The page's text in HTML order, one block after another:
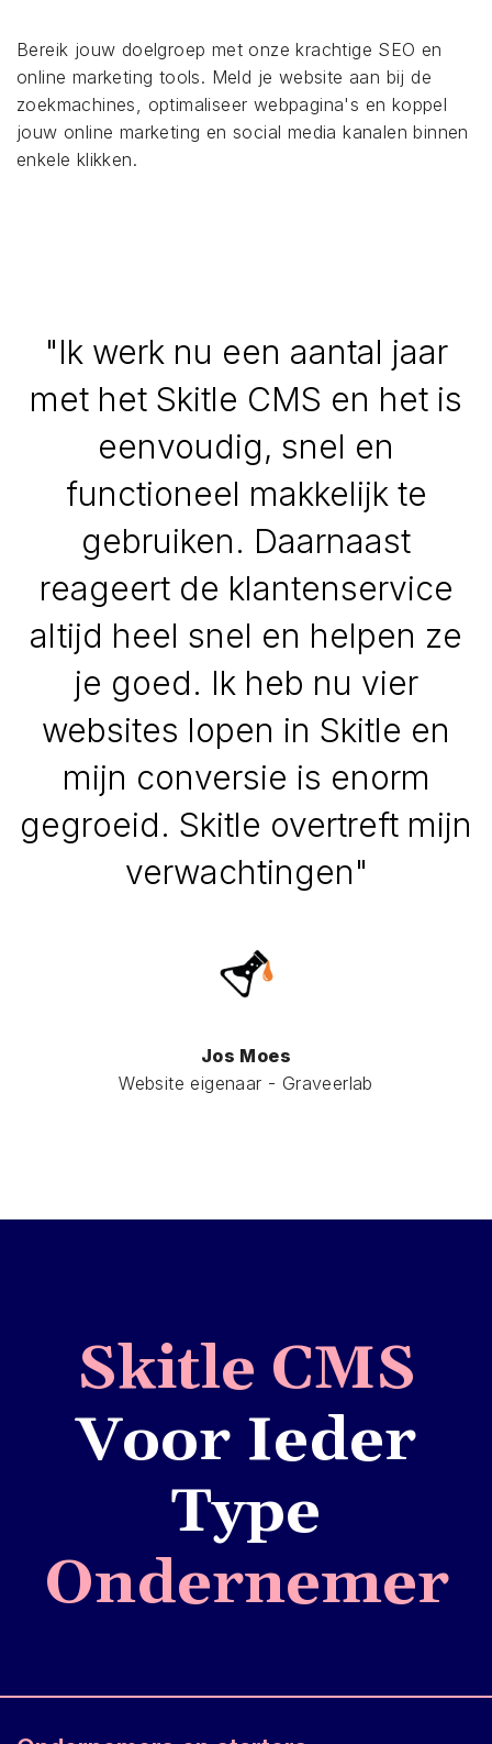
Bereik jouw doelgroep met onze krachtige SEO en
online marketing tools. Meld je website aan bij de
zoekmachines, optimaliseer webpagina's en koppel
jouw online marketing en social media kanalen binnen
enkele klikken.
"Ik werk nu een aantal jaar
met het Skitle CMS en het is
eenvoudig, snel en
functioneel makkelijk te
gebruiken. Daarnaast
reageert de klantenservice
altijd heel snel en helpen ze
je goed. Ik heb nu vier
websites lopen in Skitle en
mijn conversie is enorm
gegroeid. Skitle overtreft mijn
verwachtingen"
Jos Moes
Website eigenaar - Graveerlab
Skitle CMS
Voor Ieder
Type
Ondernemer